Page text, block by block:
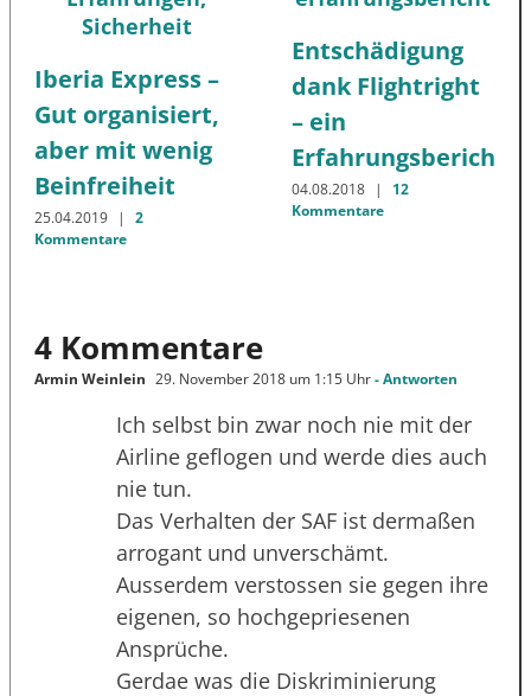
Iberia Express –
Gut organisiert,
aber mit wenig
Beinfreiheit
25.04.2019 |
2
Kommentare
Entschädigung
dank Flightright
– ein
Erfahrungsbericht!
04.08.2018 |
12
Kommentare
4 Kommentare
Armin Weinlein 29. November 2018 um 1:15 Uhr- Antworten
Ich selbst bin zwar noch nie mit der
Airline geflogen und werde dies auch
nie tun.
Das Verhalten der SAF ist dermaßen
arrogant und unverschämt.
Ausserdem verstossen sie gegen ihre
eigenen, so hochgepriesenen
Ansprüche.
Gerdae was die Diskriminierung